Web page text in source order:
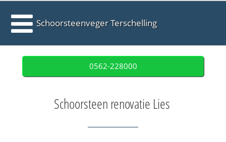
Schoorsteenveger Terschelling
0562-228000
Schoorsteen renovatie Lies